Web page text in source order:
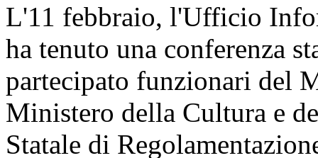
L'11 febbraio, l'Ufficio
ha tenuto una conferenza
partecipato funzionari del
Ministero della Cultura e
Statale di